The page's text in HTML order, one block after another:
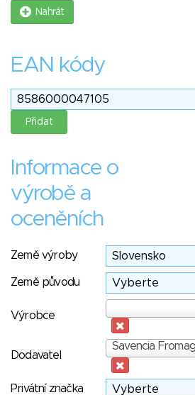
Nahrát
EAN kódy
Informace o
výrobě a
oceněních
Země výroby
Země původu
Výrobce
Dodavatel
Dodavatel
Privátní značka